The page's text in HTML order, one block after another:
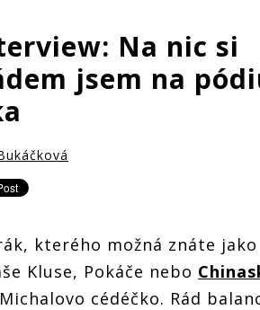
Na nic si
jsem na
kterého možná znáte jako
Kluse, Pokáče nebo
cédéčko. Rád